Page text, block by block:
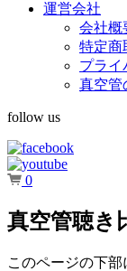
運営会社
会社概
特定商
プライ
真空管
follow us
0
真空管聴き
このページの下